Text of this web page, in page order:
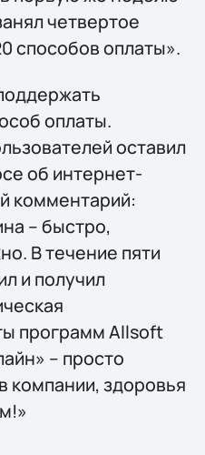
четвертое
способов оплаты».
оплаты.
оставил
об интернет-
комментарий:
– быстро,
В течение пяти
и получил
программ Allsoft
– просто
компании, здоровья